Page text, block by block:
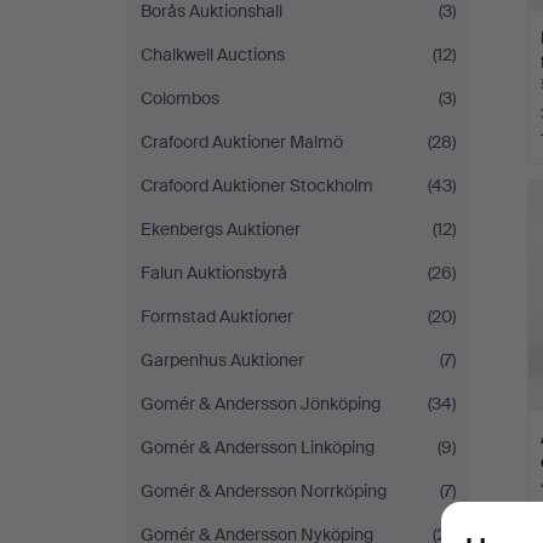
Borås Auktionshall
(3)
Chalkwell Auctions
(12)
Colombos
(3)
Crafoord Auktioner Malmö
(28)
Crafoord Auktioner Stockholm
(43)
Ekenbergs Auktioner
(12)
Falun Auktionsbyrå
(26)
Formstad Auktioner
(20)
Garpenhus Auktioner
(7)
Gomér & Andersson Jönköping
(34)
Gomér & Andersson Linköping
(9)
Gomér & Andersson Norrköping
(7)
Gomér & Andersson Nyköping
(21)